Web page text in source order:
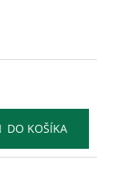
DO KOŠÍKA